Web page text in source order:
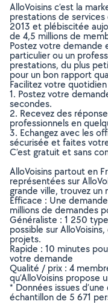
AlloVoisins c’est la
prestations de
2013 et plébiscitée
de 4,5 millions de
Postez votre demande
particulier ou un
prestations, du plus
pour un bon rapport
Facilitez votre
1. Postez votre
secondes.
2. Recevez des
professionnels en
3. Echangez avec les
sécurisée et faites
C’est gratuit et sans
AlloVoisins partout en
représentées sur
grande ville, trouvez
Efficace : Une
millions de demandes
Généraliste : 1 250
possible sur
projets.
Rapide : 10 minutes
votre demande
Qualité / prix : 4
qu’AlloVoisins
* Données issues
échantillon de 5 671